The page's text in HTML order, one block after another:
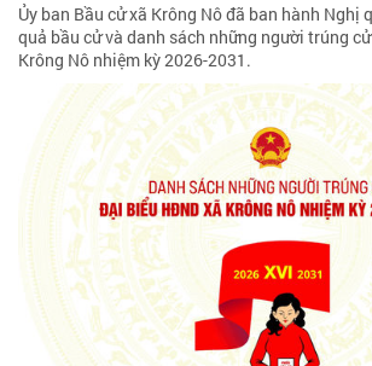
Ủy ban Bầu cử xã Krông Nô đã ban hành Nghị
quả bầu cử và danh sách những người trúng
Krông Nô nhiệm kỳ 2026-2031.